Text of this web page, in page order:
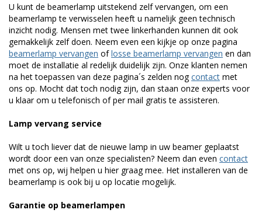
U kunt de beamerlamp uitstekend zelf vervangen, om een
beamerlamp te verwisselen heeft u namelijk geen technisch
inzicht nodig. Mensen met twee linkerhanden kunnen dit ook
gemakkelijk zelf doen. Neem even een kijkje op onze pagina
beamerlamp vervangen oflosse beamerlamp vervangen en dan
moet de installatie al redelijk duidelijk zijn. Onze klanten nemen
na het toepassen van deze pagina´s zelden nogcontact met
ons op. Mocht dat toch nodig zijn, dan staan onze experts voor
u klaar om u telefonisch of per mail gratis te assisteren.
Lamp vervang service
Wilt u toch liever dat de nieuwe lamp in uw beamer geplaatst
wordt door een van onze specialisten? Neem dan even contact
met ons op, wij helpen u hier graag mee. Het installeren van de
beamerlamp is ook bij u op locatie mogelijk.
Garantie op beamerlampen